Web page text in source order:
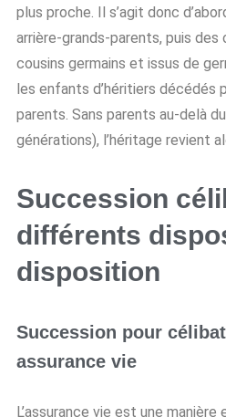
plus proche. Il s’agit donc
arrière-grands-parents, puis
cousins germains et issus de
les enfants d’héritiers décédés
parents. Sans parents au-delà
générations), l’héritage revient
Succession
différents
disposition
Succession pour
assurance vie
L’assurance vie est une